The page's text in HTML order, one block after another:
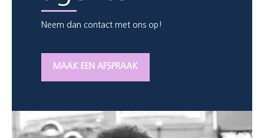
Neem dan contact met ons op!
MAAK EEN AFSPRAAK